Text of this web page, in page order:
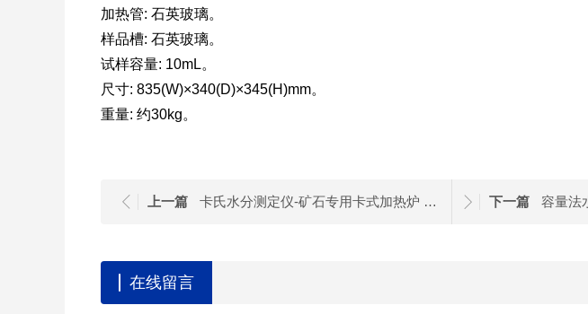
加热管: 石英玻璃。
样品槽: 石英玻璃。
试样容量: 10mL。
尺寸: 835(W)×340(D)×345(H)mm。
重量: 约30kg。
上一篇 卡氏水分测定仪-矿石专用卡式加热炉 ADP-512 下一篇
在线留言